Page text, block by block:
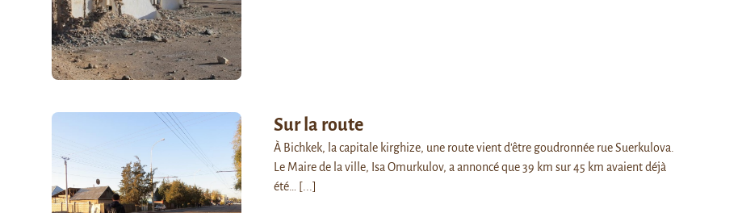
Sur la route
À Bichkek, la capitale kirghize, une route vient d'être goudronnée rue Suerkulova.
Le Maire de la ville, Isa Omurkulov, a annoncé que 39 km sur 45 km avaient déjà
été…
[...]